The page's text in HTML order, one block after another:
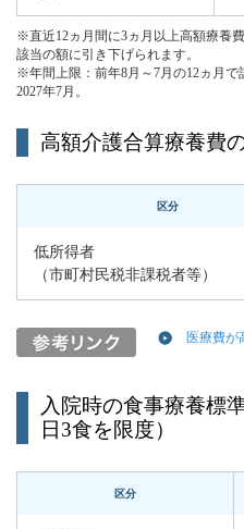
※直近12ヵ月間に3ヵ月以上高額療養
該当の額に引き下げられます。
※年間上限：前年8月～7月の12ヵ月で
2027年7月。
高額介護合算療養費
区分
低所得者
（市町村民税非課税者等）
医療費が
入院時の食事療養標
日3食を限度）
区分